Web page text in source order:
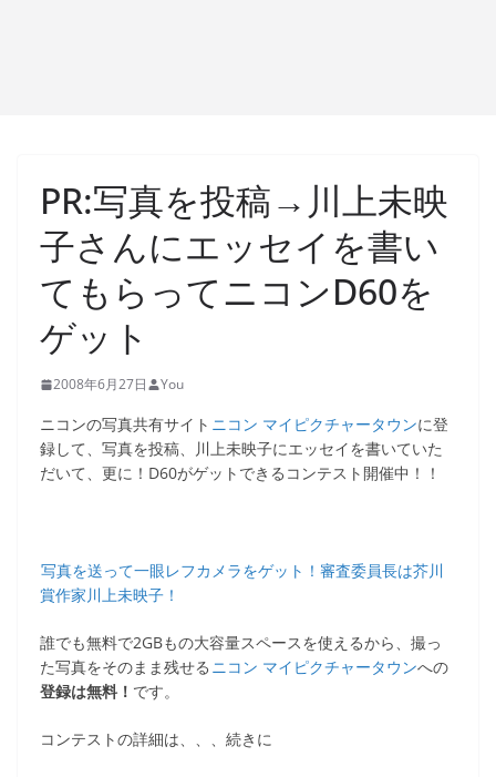
PR:写真を投稿→川上未映
子さんにエッセイを書い
てもらってニコンD60を
ゲット
2008年6月27日 You
ニコンの写真共有サイト ニコン マイピクチャータウンに登
録して、写真を投稿、川上未映子にエッセイを書いていた
だいて、更に！D60がゲットできるコンテスト開催中！！
写真を送って一眼レフカメラをゲット！審査委員長は芥川
賞作家川上未映子！
誰でも無料で2GBもの大容量スペースを使えるから、撮っ
た写真をそのまま残せる ニコン マイピクチャータウンへの
登録は無料！ です。
コンテストの詳細は、、、続きに